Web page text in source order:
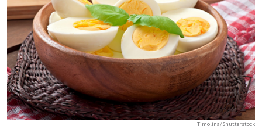
Timolina/Shutterstock